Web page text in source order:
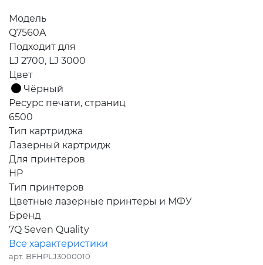
Модель
Q7560A
Подходит для
LJ 2700, LJ 3000
Цвет
Чёрный
Ресурс печати, страниц
6500
Тип картриджа
Лазерный картридж
Для принтеров
HP
Тип принтеров
Цветные лазерные принтеры и МФУ
Бренд
7Q Seven Quality
Все характеристики
арт. BFHPLJ3000010